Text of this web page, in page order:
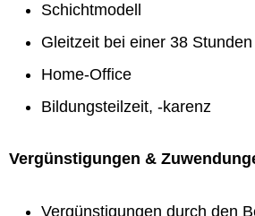
Schichtmodell
Gleitzeit bei einer 38
Home-Office
Bildungsteilzeit, -karenz
Vergünstigungen &
Vergünstigungen durch den